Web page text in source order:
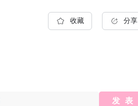
收藏 分享
发表